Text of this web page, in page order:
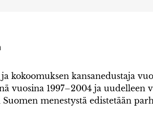
kokoomuksen kansanedustaja
vuosina 1997–2004 ja uudelleen
menestystä edistetään